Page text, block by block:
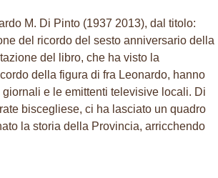
M. Di Pinto (1937 2013), dal titolo:
del ricordo del sesto anniversario della
del libro, che ha visto la
della figura di fra Leonardo, hanno
e le emittenti televisive locali. Di
biscegliese, ci ha lasciato un quadro
la storia della Provincia, arricchendo